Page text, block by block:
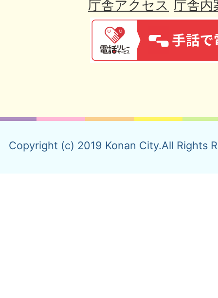
庁舎アクセス 庁舎内
Copyright (c) 2019 Konan City.All Rights